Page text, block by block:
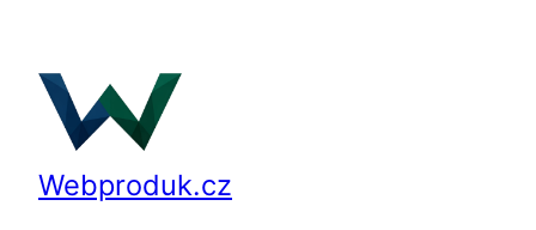
obsah
Webproduk.cz